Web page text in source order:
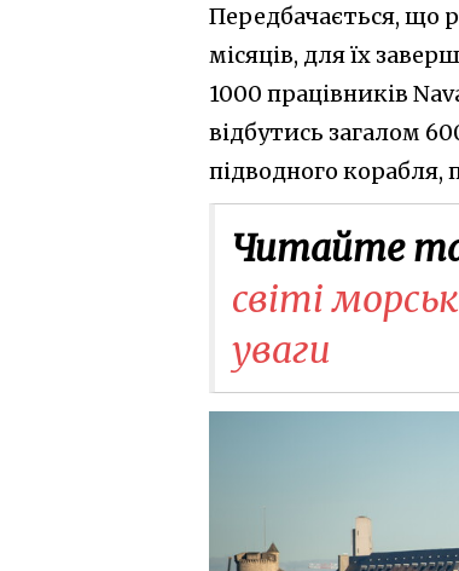
Передбачається, що
місяців, для їх
1000 працівників
відбутись загалом
підводного
Читайте
світі
уваги